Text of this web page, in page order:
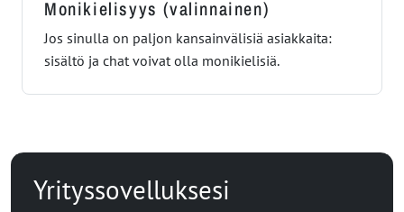
Monikielisyys (valinnainen)
Jos sinulla on paljon kansainvälisiä asiakkaita:
sisältö ja chat voivat olla monikielisiä.
Yrityssovelluksesi